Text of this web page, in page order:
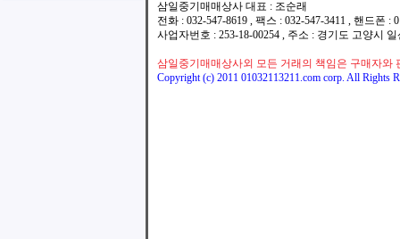
삼일중기매매상사 대표 : 조순래
전화 : 032-547-8619 , 팩스 : 032-547-3411 , 핸드폰
사업자번호 : 253-18-00254 , 주소 : 경기도 고양시
삼일중기매매상사외 모든 거래의 책임은 구매자와
Copyright (c) 2011 01032113211.com corp. All Rights